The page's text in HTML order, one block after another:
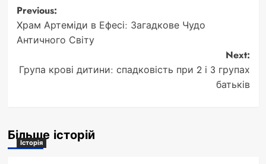
Post
navigation
Previous:
Храм Артеміди в Ефесі: Загадкове Чудо
Античного Світу
Next:
Група крові дитини: спадковість при 2 і 3 групах
батьків
Більше історій
Історія